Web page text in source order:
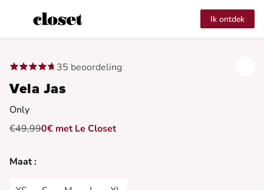
Ik ontdek
35 beoordeling
Vela Jas
Only
€49,990€ met Le Closet
Maat :